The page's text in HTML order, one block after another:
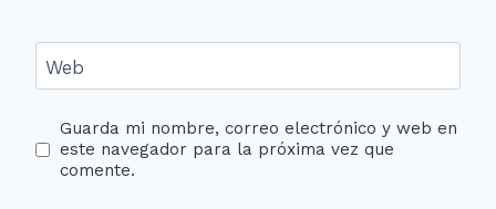
Web
Guarda mi nombre, correo electrónico y web en
este navegador para la próxima vez que
comente.